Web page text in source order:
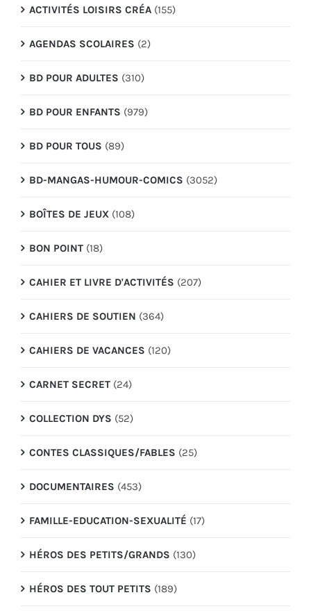
ACTIVITÉS LOISIRS CRÉA (155)
AGENDAS SCOLAIRES (2)
BD POUR ADULTES (310)
BD POUR ENFANTS (979)
BD POUR TOUS (89)
BD-MANGAS-HUMOUR-COMICS (3052)
BOÎTES DE JEUX (108)
BON POINT (18)
CAHIER ET LIVRE D'ACTIVITÉS (207)
CAHIERS DE SOUTIEN (364)
CAHIERS DE VACANCES (120)
CARNET SECRET (24)
COLLECTION DYS (52)
CONTES CLASSIQUES/FABLES (25)
DOCUMENTAIRES (453)
FAMILLE-EDUCATION-SEXUALITÉ (17)
HÉROS DES PETITS/GRANDS (130)
HÉROS DES TOUT PETITS (189)